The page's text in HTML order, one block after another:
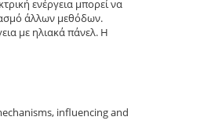
ενέργεια μπορεί να
άλλων μεθόδων.
με ηλιακά πάνελ. Η
influencing and